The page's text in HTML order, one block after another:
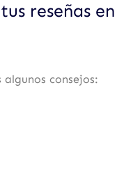
reseñas en
consejos: